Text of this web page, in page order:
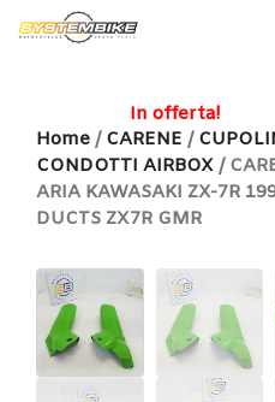
Home
Shop Moto
Shop Ricambi
Note Generali
Home / CARENE /
CONDOTTI AIRBOX /
ARIA KAWASAKI ZX-7R
DUCTS ZX7R GMR
In offerta!